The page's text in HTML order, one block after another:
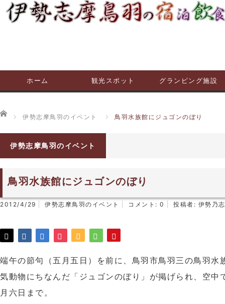
ホーム 観光スポット グランピング施設
ホーム
伊勢志摩鳥羽のイベント 鳥羽水族館にジュゴンのぼり
伊勢志摩鳥羽のイベント
鳥羽水族館にジュゴンのぼり
2012/4/29 伊勢志摩鳥羽のイベント コメント: 0 投稿者: 伊勢乃
端午の節句（五月五日）を前に、鳥羽市鳥羽三の鳥羽水
気動物にちなんだ「ジュゴンのぼり」が掲げられ、空中
月六日まで。